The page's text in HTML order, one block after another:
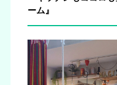
ーム』